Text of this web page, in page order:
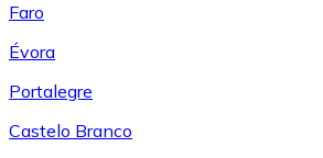
Faro
Évora
Portalegre
Castelo Branco